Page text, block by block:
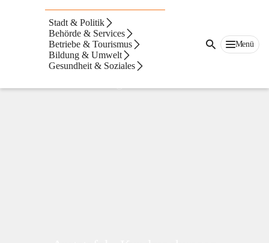
Stadt & Politik
Behörde & Services
Betriebe & Tourismus
Bildung & Umwelt
Gesundheit & Soziales
Menü